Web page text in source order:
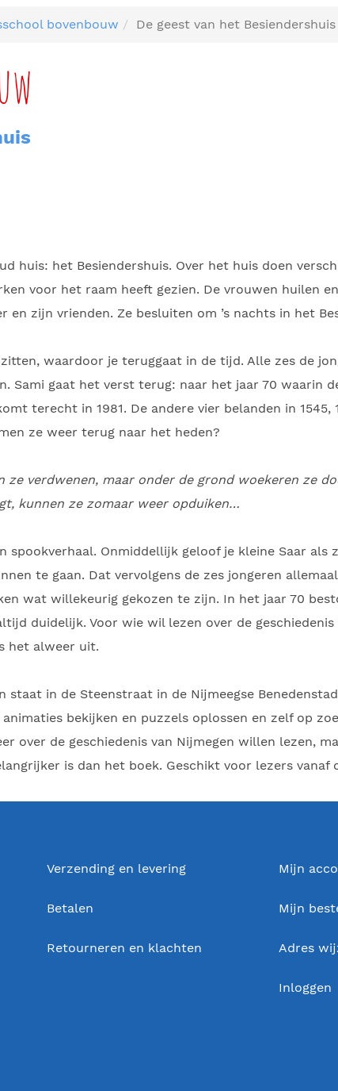
bovenbouw De geest van het Besiendershuis
huis: het Besiendershuis. Over het huis doen
voor het raam heeft gezien. De vrouwen huilen
zijn vrienden. Ze besluiten om ’s nachts in het
waardoor je teruggaat in de tijd. Alle zes de
Sami gaat het verst terug: naar het jaar 70 waarin
terecht in 1981. De andere vier belanden in 1545,
ze weer terug naar het heden?
verdwenen, maar onder de grond woekeren ze
kunnen ze zomaar weer opduiken…
spookverhaal. Onmiddellijk geloof je kleine Saar
te gaan. Dat vervolgens de zes jongeren
wat willekeurig gekozen te zijn. In het jaar 70
duidelijk. Voor wie wil lezen over de
het alweer uit.
staat in de Steenstraat in de Nijmeegse
animaties bekijken en puzzels oplossen en zelf op
over de geschiedenis van Nijmegen willen lezen,
is dan het boek. Geschikt voor lezers vanaf
Verzending en levering
Betalen
Retourneren en klachten
Mijn
Mijn
Adres
Inloggen